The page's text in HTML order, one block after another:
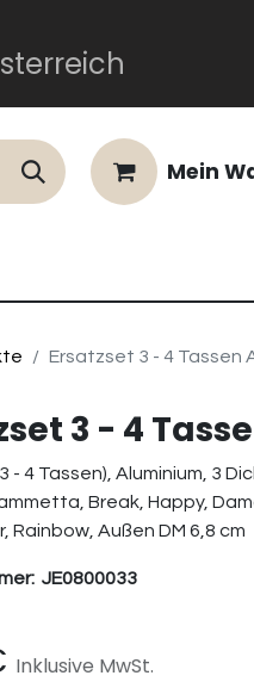
Mein
Ersatzset 3 - 4 Tassen
3 - 4
- 4 Tassen), Aluminium, 3
Break, Happy,
Rainbow, Außen DM 6,8 cm
JE0800033
Inklusive MwSt.